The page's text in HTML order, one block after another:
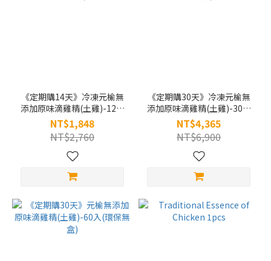
《定期購14天》冷凍元榆無
添加原味滴雞精(土雞)-12入
(環保無盒)
NT$1,848
NT$2,760
《定期購30天》冷凍元榆無
添加原味滴雞精(土雞)-30入
(環保無盒)
NT$4,365
NT$6,900